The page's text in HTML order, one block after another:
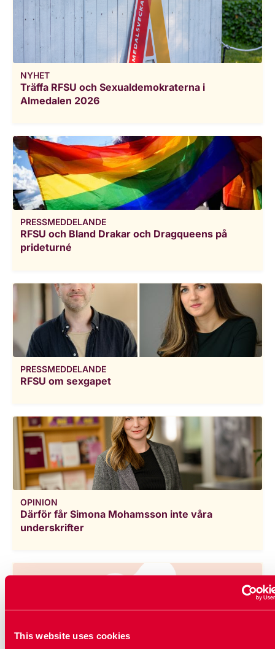
This website uses cookies
NYHET
Träffa RFSU och Sexualdemokraterna i
Almedalen 2026
PRESSMEDDELANDE
RFSU och Bland Drakar och Dragqueens på
prideturné
PRESSMEDDELANDE
RFSU om sexgapet
OPINION
Därför får Simona Mohamsson inte våra
underskrifter